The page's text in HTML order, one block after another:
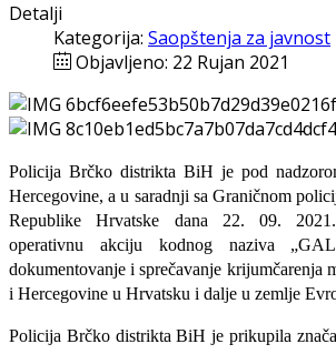
Detalji
Kategorija: Saopštenja za javnost
Objavljeno: 22 Rujan 2021
Policija Brčko distrikta BiH je pod
Hercegovine, a u saradnji sa Graničnom
Republike Hrvatske dana 22. 09.
operativnu akciju kodnog naziva
dokumentovanje i sprečavanje krijumčarenja
i Hercegovine u Hrvatsku i dalje u zemlje
Policija Brčko distrikta BiH je prikupila